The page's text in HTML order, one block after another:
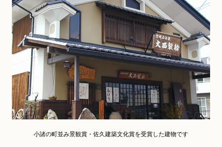
小諸の町並み景観賞・佐久建築文化賞を受賞した建物です